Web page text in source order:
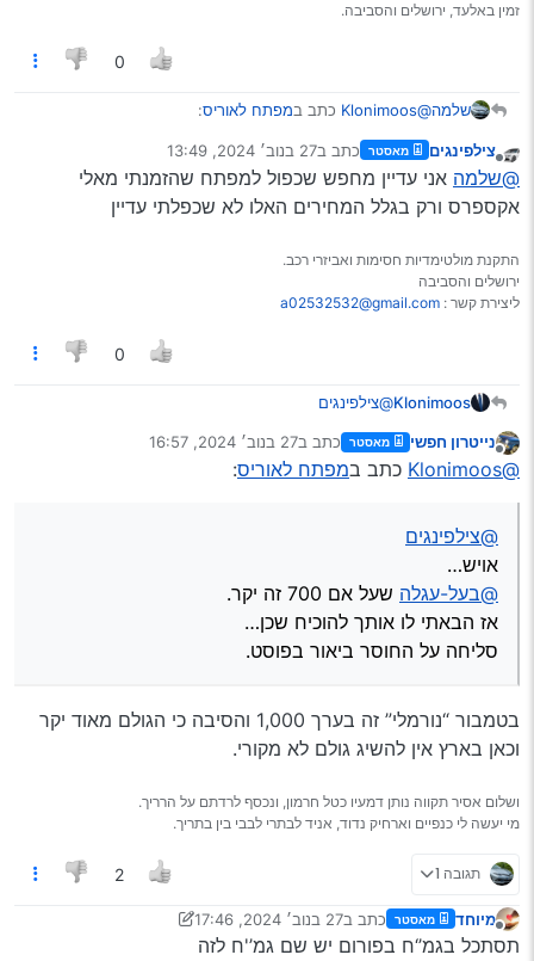
זמין באלעד, ירושלים והסביבה.
0
שלמה@Klonimoos כתב במפתח לאוריס:
@בעל-עגלהשעל אם 700 זה יקר.
אז הבאתי לו אותך להוכיח שכן…
פארשטייסט?
השאלה מה המחיר כיום לאוריס לא למפתח רגיל (אפשר לשאול
(ואכן בתור טמבור הוא העלה מחירים)
מנותק
צילפינגים מאסטר כתב ב27 בנוב׳ 2024, 13:49
נערך לאחרונה על ידי
@שלמה אני עדיין מחפש שכפול למפתח שהזמנתי מאלי
אקספרס ורק בגלל המחירים האלו לא שכפלתי עדיין
התקנת מולטימדיות חסימות ואביזרי רכב.
ירושלים והסביבה
ליצירת קשר : a02532532@gmail.com
0
Klonimoos@צילפינגים
@בעל-עגלה שעל אם 700 זה יקר.
אז הבאתי לו אותך להוכיח שכן…
נייטרון חפשי מאסטר כתב ב27 בנוב׳ 2024, 16:57
נערך לאחרונה על ידי
@Klonimoos כתב במפתח לאוריס:
@צילפינגים
אויש…
@בעל-עגלה שעל אם 700 זה יקר.
אז הבאתי לו אותך להוכיח שכן…
סליחה על החוסר ביאור בפוסט.
בטמבור “נורמלי” זה בערך 1,000 והסיבה כי הגולם מאוד יקר
וכאן בארץ אין להשיג גולם לא מקורי.
ושלום אסיר תקווה נותן דמעיו כטל חרמון, ונכסף לרדתם על הרריך.
מי יעשה לי כנפיים וארחיק נדוד, אניד לבתרי לבבי בין בתריך.
תגובה 1 2
מנותק
מיוחד מאסטר כתב ב27 בנוב׳ 2024, 17:46
נערך לאחרונה על ידי מיוחד
תסתכל בגמ’‘ח בפורום יש שם גמ’'ח לזה